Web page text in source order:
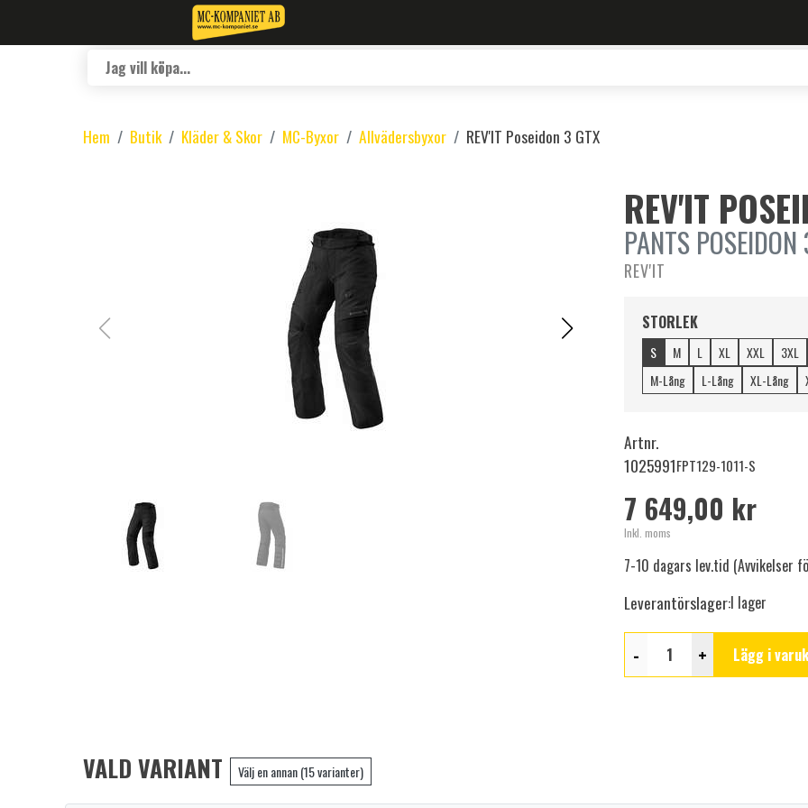
Hem Butik Kläder & Skor MC-Byxor Allvädersbyxor REV'IT Poseidon 3 GTX
REV'IT
PANTS
REV'IT
STORLEK
S M L XL XXL 3XL
M-Lång
L-Lång XL-Lång
Artnr.
1025991FPT129-1011-S
7 649,00 kr
Inkl. moms
7-10 dagars lev.tid (Avvikelser
Leverantörslager:I lager
- + Lägg i
VALD VARIANT Välj en annan (15 varianter)